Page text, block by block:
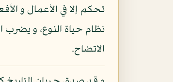
تحكم إلا في الأعمال و
نظام حياة النوع، و
الاتضاح.